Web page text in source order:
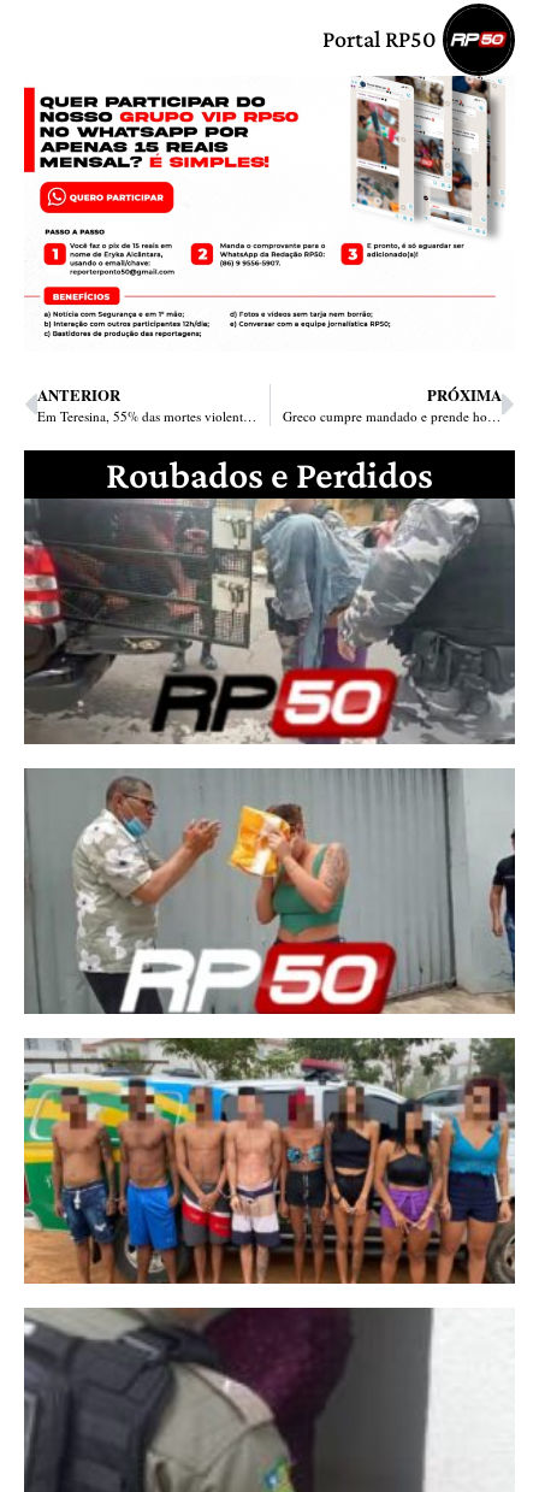
Portal RP50
ANTERIOR
Em Teresina, 55% das mortes violentas são de jovens e mulheres entre 15 e 29 anos
PRÓXIMA
Greco cumpre mandado e prende homem por tráfico de drogas
Roubados e Perdidos